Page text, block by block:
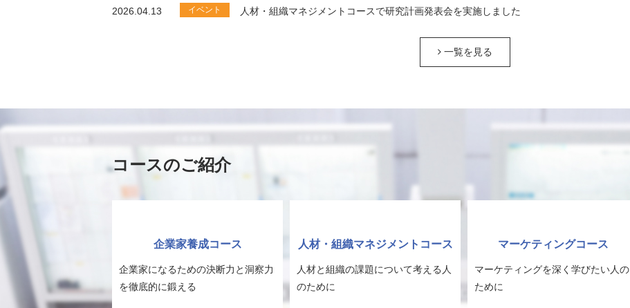
2026.04.13 イベント 人材・組織マネジメントコースで研究計画発表会を実施しました
一覧を見る
コースのご紹介
企業家養成コース
企業家になるための決断力と洞察力
を徹底的に鍛える
人材・組織マネジメントコース
人材と組織の課題について考える人
のために
マーケティングコース
マーケティングを深く学びたい人の
ために